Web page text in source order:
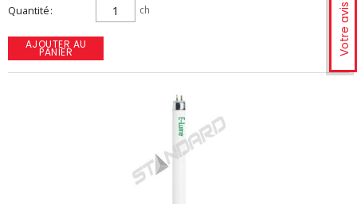
Votre avis
Quantité ch
AJOUTER AU
PANIER